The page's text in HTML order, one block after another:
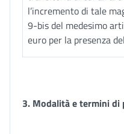
l’incremento di tale
9-bis del medesimo
euro per la presenza
3. Modalità e termini di